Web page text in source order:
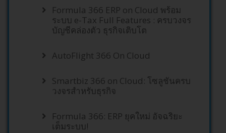
Formula 366 ERP on Cloud พร้อม
ระบบ e-Tax Full Features : ครบวงจร
บัญชีคล่องตัว ธุรกิจเติบโต
AutoFlight 366 On Cloud
Smartbiz 366 on Cloud: โซลูชันครบ
วงจรสำหรับธุรกิจ
Formula 366: ERP ยุคใหม่ อัจฉริยะ
เต็มระบบ!